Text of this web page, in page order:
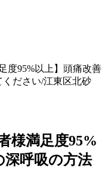
度95%以上】頭痛改善
ださい/江東区北砂
様満足度95%
深呼吸の方法